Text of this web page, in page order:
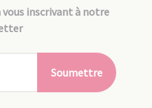
inscrivant à notre
Soumettre